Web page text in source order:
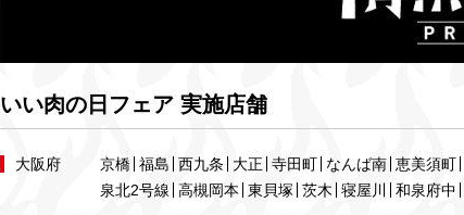
いい肉の日フェア 実施店舗
大阪府 京橋 福島 西九条 大正 寺田町 なんば南 恵美須町
泉北2号線 高槻岡本 東貝塚 茨木 寝屋川 和泉府中